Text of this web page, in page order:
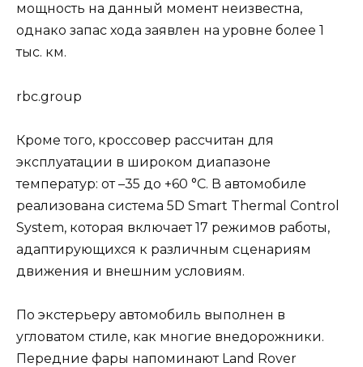
мощность на данный момент неизвестна,
однако запас хода заявлен на уровне более 1
тыс. км.
rbc.group
Кроме того, кроссовер рассчитан для
эксплуатации в широком диапазоне
температур: от –35 до +60 °C. В автомобиле
реализована система 5D Smart Thermal Control
System, которая включает 17 режимов работы,
адаптирующихся к различным сценариям
движения и внешним условиям.
По экстерьеру автомобиль выполнен в
угловатом стиле, как многие внедорожники.
Передние фары напоминают Land Rover